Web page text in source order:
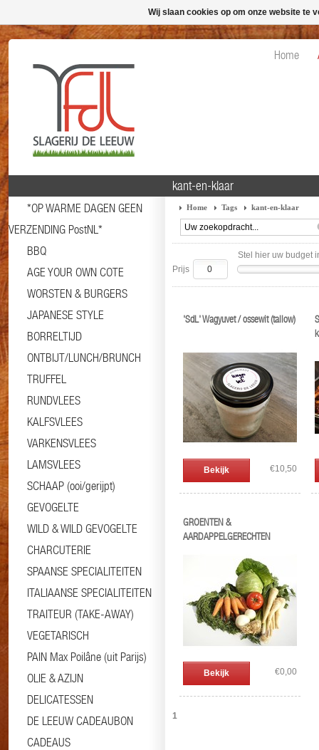
Home
*OP WARME DAGEN GEEN
VERZENDING PostNL*
BBQ
AGE YOUR OWN COTE
WORSTEN & BURGERS
JAPANESE STYLE
BORRELTIJD
ONTBIJT/LUNCH/BRUNCH
TRUFFEL
RUNDVLEES
KALFSVLEES
VARKENSVLEES
LAMSVLEES
SCHAAP (ooi/gerijpt)
GEVOGELTE
WILD & WILD GEVOGELTE
CHARCUTERIE
SPAANSE SPECIALITEITEN
ITALIAANSE SPECIALITEITEN
TRAITEUR (TAKE-AWAY)
VEGETARISCH
PAIN Max Poilâne (uit Parijs)
OLIE & AZIJN
DELICATESSEN
DE LEEUW CADEAUBON
CADEAUS
kant-en-klaar
Home Tags kant-en-klaar
Stel hier uw budget
Prijs
'SdL' Wagyuvet / ossewit (tallow)
Bekijk €10,50
GROENTEN &
AARDAPPELGERECHTEN
Bekijk €0,00
1
Wij slaan cookies op om onze website te